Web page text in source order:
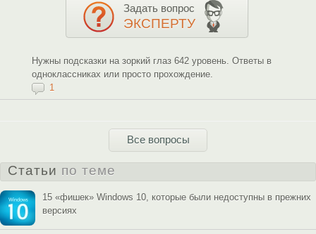
Задать вопрос
ЭКСПЕРТУ
Нужны подсказки на зоркий глаз 642 уровень. Ответы в
одноклассниках или просто прохождение.
1
Все вопросы
Статьи по теме
15 «фишек» Windows 10, которые были недоступны в прежних
версиях